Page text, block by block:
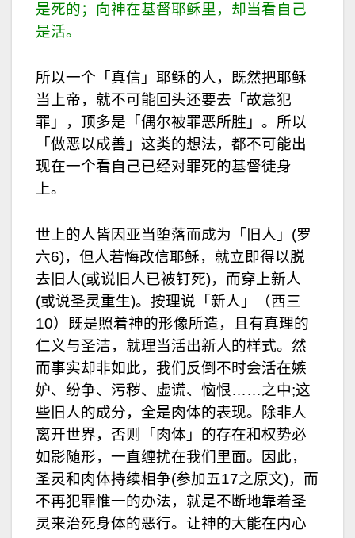
是死的；向神在基督耶稣里，却当看自己
是活。
所以一个「真信」耶稣的人，既然把耶稣
当上帝，就不可能回头还要去「故意犯
罪」，顶多是「偶尔被罪恶所胜」。所以
「做恶以成善」这类的想法，都不可能出
现在一个看自己已经对罪死的基督徒身
上。
世上的人皆因亚当堕落而成为「旧人」(罗
六6)，但人若悔改信耶稣，就立即得以脱
去旧人(或说旧人已被钉死)，而穿上新人
(或说圣灵重生)。按理说「新人」（西三
10）既是照着神的形像所造，且有真理的
仁义与圣洁，就理当活出新人的样式。然
而事实却非如此，我们反倒不时会活在嫉
妒、纷争、污秽、虚谎、恼恨……之中;这
些旧人的成分，全是肉体的表现。除非人
离开世界，否则「肉体」的存在和权势必
如影随形，一直缠扰在我们里面。因此，
圣灵和肉体持续相争(参加五17之原文)，而
不再犯罪惟一的办法，就是不断地靠着圣
灵来治死身体的恶行。让神的大能在内心